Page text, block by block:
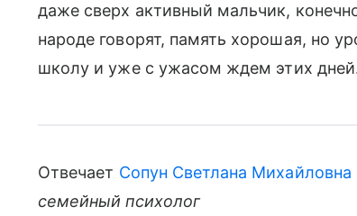
даже сверх активный мальчик,
народе говорят, память хорошая, но
школу и уже с ужасом ждем этих
Отвечает Сопун Светлана Михайловна
семейный психолог